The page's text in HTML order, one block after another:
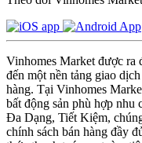
Vinhomes Market được ra
đến một nền tảng giao
hàng. Tại Vinhomes
bất động sản phù hợp
Đa Dạng, Tiết Kiệm,
chính sách bán hàng đầy